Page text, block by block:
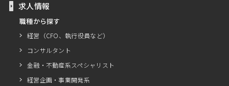
求人情報
職種から探す
経営（CFO、執行役員など）
コンサルタント
金融・不動産系スペシャリスト
経営企画・事業開発系